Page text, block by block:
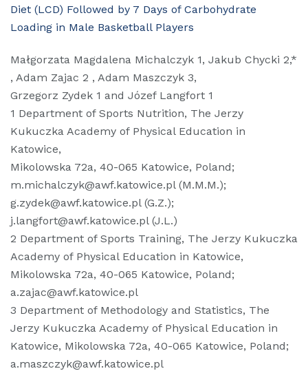
Diet (LCD) Followed by 7 Days of Carbohydrate
Loading in Male Basketball Players
Małgorzata Magdalena Michalczyk 1, Jakub Chycki 2,*
, Adam Zajac 2 , Adam Maszczyk 3,
Grzegorz Zydek 1 and Józef Langfort 1
1 Department of Sports Nutrition, The Jerzy
Kukuczka Academy of Physical Education in
Katowice,
Mikolowska 72a, 40-065 Katowice, Poland;
m.michalczyk@awf.katowice.pl (M.M.M.);
g.zydek@awf.katowice.pl (G.Z.);
j.langfort@awf.katowice.pl (J.L.)
2 Department of Sports Training, The Jerzy Kukuczka
Academy of Physical Education in Katowice,
Mikolowska 72a, 40-065 Katowice, Poland;
a.zajac@awf.katowice.pl
3 Department of Methodology and Statistics, The
Jerzy Kukuczka Academy of Physical Education in
Katowice, Mikolowska 72a, 40-065 Katowice, Poland;
a.maszczyk@awf.katowice.pl